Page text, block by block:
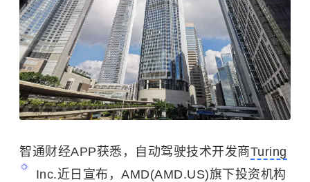
智通财经APP获悉，自动驾驶技术开发商Turing
Inc.近日宣布，AMD(AMD.US)旗下投资机构